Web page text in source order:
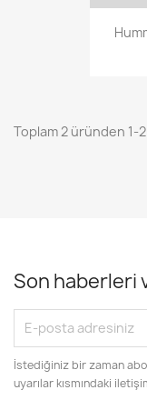
Toplam 2 üründen 1-
Son haberleri
İstediğiniz bir zaman
uyarılar kısmındaki